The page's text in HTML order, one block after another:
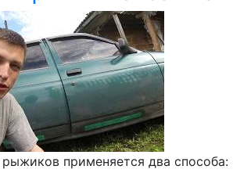
применяется два способа: